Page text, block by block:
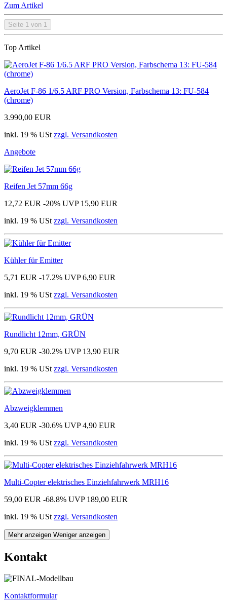
Zum Artikel
Seite 1 von 1
Top Artikel
AeroJet F-86 1/6.5 ARF PRO Version, Farbschema 13: FU-584
(chrome)
3.990,00 EUR
inkl. 19 % USt zzgl. Versandkosten
Angebote
Reifen Jet 57mm 66g
12,72 EUR -20% UVP 15,90 EUR
inkl. 19 % USt zzgl. Versandkosten
Kühler für Emitter
5,71 EUR -17.2% UVP 6,90 EUR
inkl. 19 % USt zzgl. Versandkosten
Rundlicht 12mm, GRÜN
9,70 EUR -30.2% UVP 13,90 EUR
inkl. 19 % USt zzgl. Versandkosten
Abzweigklemmen
3,40 EUR -30.6% UVP 4,90 EUR
inkl. 19 % USt zzgl. Versandkosten
Multi-Copter elektrisches Einziehfahrwerk MRH16
59,00 EUR -68.8% UVP 189,00 EUR
inkl. 19 % USt zzgl. Versandkosten
Mehr anzeigen Weniger anzeigen
Kontakt
Kontaktformular